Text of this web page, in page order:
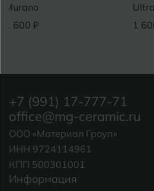
Murano
1 600 ₽
Ultra
1
Информация
+7 (991) 17-777-71
office@mg-ceramic.ru
ООО «Материал Гроуп»
ИНН 9724114961
КПП 500301001